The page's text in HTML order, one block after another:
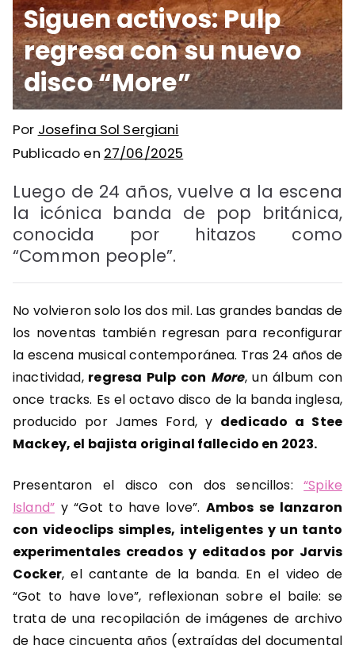
Siguen activos: Pulp
regresa con su nuevo
disco “More”
Por Josefina Sol Sergiani
Publicado en 27/06/2025
Luego de 24 años, vuelve a la escena
la icónica banda de pop británica,
conocida por hitazos como
“Common people”.
No volvieron solo los dos mil. Las grandes bandas de
los noventas también regresan para reconfigurar
la escena musical contemporánea. Tras 24 años de
inactividad,regresa Pulp con More, un álbum con
once tracks. Es el octavo disco de la banda inglesa,
producido por James Ford, y dedicado a Stee
Mackey, el bajista original fallecido en 2023.
Presentaron el disco con dos sencillos:“Spike
Island”y “Got to have love”. Ambos se lanzaron
con videoclips simples, inteligentes y un tanto
experimentales creados y editados por Jarvis
Cocker, el cantante de la banda. En el video de
“Got to have love”, reflexionan sobre el baile: se
trata de una recopilación de imágenes de archivo
de hace cincuenta años (extraídas del documental